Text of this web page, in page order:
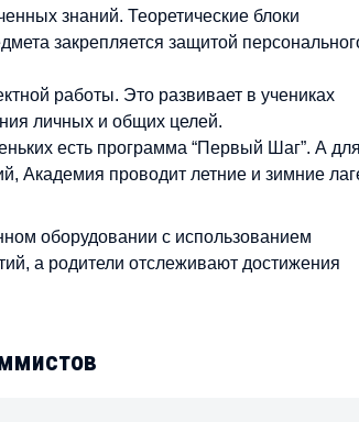
знаний. Теоретические блоки
закрепляется защитой
работы. Это развивает в учениках
личных и общих целей.
есть программа “Первый Шаг”. А
Академия проводит летние и зимние
оборудовании с использованием
а родители отслеживают достижения